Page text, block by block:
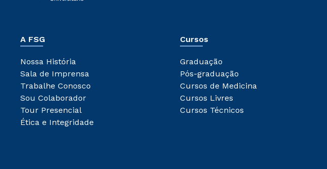
A FSG
Nossa História
Sala de Imprensa
Trabalhe Conosco
Sou Colaborador
Tour Presencial
Ética e Integridade
Cursos
Graduação
Pós-graduação
Cursos de Medicina
Cursos Livres
Cursos Técnicos